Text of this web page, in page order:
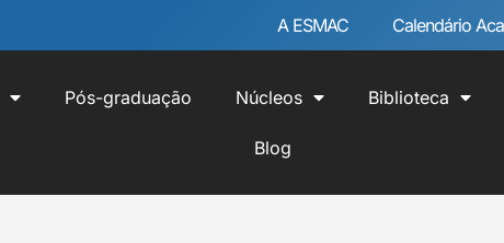
A ESMAC Calendário
Pós-graduação Núcleos Biblioteca
Blog